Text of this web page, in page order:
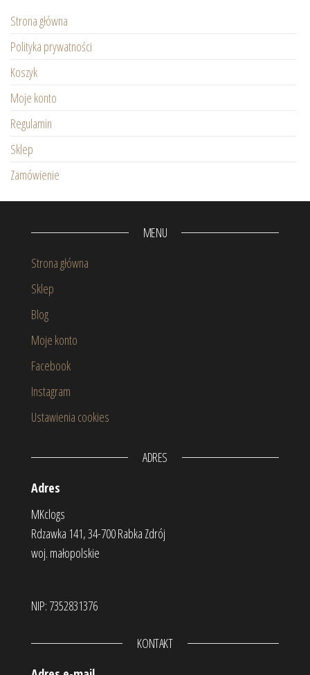
Strona główna
Polityka prywatności
Koszyk
Moje konto
Regulamin
Sklep
Zamówienie
MENU
Strona główna
Sklep
Blog
Moje konto
Facebook
Instagram
Ustawienia cookies
ADRES
Adres
MKclogs
Rdzawka 141, 34-700 Rabka Zdrój
woj. małopolskie
NIP: 7352831376
KONTAKT